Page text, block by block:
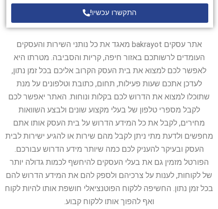
התקשרו עכשיו!
אתר עסקים bakrayot מאגד את כל נותני השירות והעסקים
העומדים לרשותכם באזור חיפה, קריות והסביבה. מטרתו היא
לאפשר לכם למצוא את בית העסק הקרוב אליכם בכל זמן נתון,
לעדכן אתכם שעות פעילות, תחום, כתובת וטלפונים על מנת
שתוכלו למצוא את הדרוש לכם בקלות ונוחות. האתר יאפשר לכם
לקבל מספרי טלפון של בעלי מקצוע שונים ולבצע השוואות
מחירים, לקבל את כל המידע הדרוש על בית העסק אותו אתם
מחפשים ולדעת מתי ניתן לקבל מהם שירות או להגיע ישירות לבית
העסק ובעיקר להעניק לכם כמה שיותר מידע הדרוש עבורכם.
הפורטל מזמין גם את בעלי העסקים להיחשף לכמות גדולה יותר
של לקוחות, לענות על צרכיהם ולספק להם את המידע הדרוש להם
בכל זמן נתון. החשיפה ללקוח הפוטנציאלי חושפת אותו להיות לקוח
ואף להפוך אותו ללקוח קבוע.